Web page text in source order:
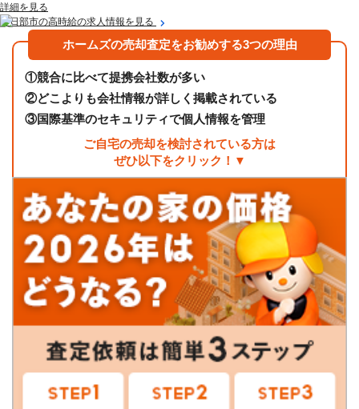
詳細を見る
春日部市の高時給の求人情報を見る
ホームズの売却査定をお勧めする3つの理由
①競合に比べて提携会社数が多い
②どこよりも会社情報が詳しく掲載されている
③国際基準のセキュリティで個人情報を管理
ご自宅の売却を検討されている方は
ぜひ以下をクリック！▼